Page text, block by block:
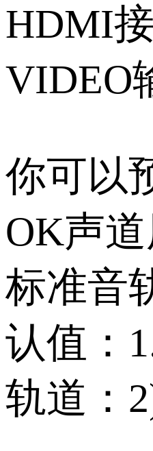
HDMI
VIDEO
你可以
OK声
标准音
认值：
轨道：